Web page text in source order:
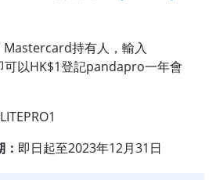
持有人，輸入
以HK$1登記pandapro一年會
即日起至2023年12月31日